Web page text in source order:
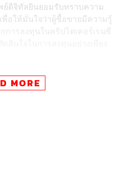
ดิจิทัลยินยอมรับทราบความ
พื่อให้มั่นใจว่าผู้ซื้อขายมีความรู้
กการลงทุนในคริปโตเคอร์เรนซี
งความคิดเห็นจากผู้ประกอบ
ทั่วไปต่อการปรับปรุงการเปิด
MORE